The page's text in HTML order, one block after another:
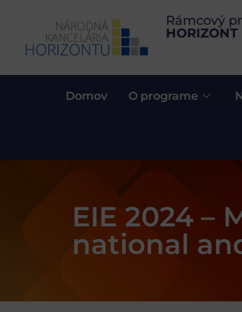
Rámcový
HORIZONT
Domov O programe
EIE 2024 –
national